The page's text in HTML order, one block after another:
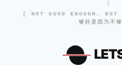
[ NOT GOOD ENOUGH, NOT
够好是因为不